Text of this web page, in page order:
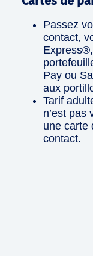
Passez
contact,
Pay ou
aux
Tarif
n’est pas
une carte
contact.